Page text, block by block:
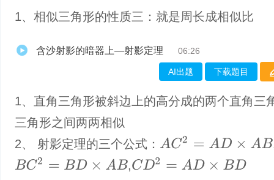
1、​相似三角形的性质三：就是周长成相似比
含沙射影的暗器上—射影定理 06:26
AI出题 下载题目
1、直角三角形被斜边上的高分成的两个直角三
三角形之间两两相似
2、 射影定理的三个公式：
AC 2=AD
BC2=BD , CD 2=AD